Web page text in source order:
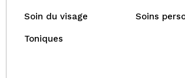
Soin du visage Soins
Toniques